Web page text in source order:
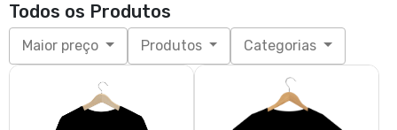
Todos os Produtos
Maior preço Produtos Categorias